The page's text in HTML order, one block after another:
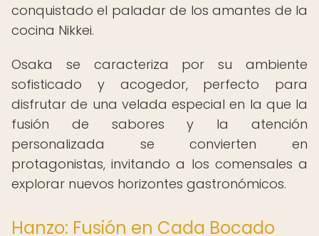
conquistado el paladar de los amantes de la
cocina Nikkei.
Osaka se caracteriza por su ambiente
sofisticado y acogedor, perfecto para
disfrutar de una velada especial en la que la
fusión de sabores y la atención
personalizada se convierten en
protagonistas, invitando a los comensales a
explorar nuevos horizontes gastronómicos.
Hanzo: Fusión en Cada Bocado